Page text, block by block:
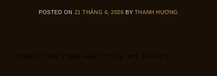
POSTED ON 21 THÁNG 6, 2026 BY THANH HƯƠNG